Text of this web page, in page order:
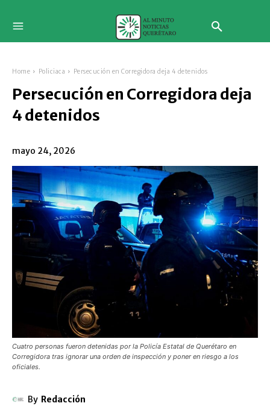
Home Policiaca Persecución en Corregidora deja 4 detenidos
Persecución en Corregidora deja
4 detenidos
mayo 24, 2026
Cuatro personas fueron detenidas por la Policía Estatal de Querétaro en
Corregidora tras ignorar una orden de inspección y poner en riesgo a los
oficiales.
By Redacción